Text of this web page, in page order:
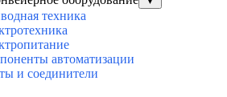
техника
автоматизации
и соединители